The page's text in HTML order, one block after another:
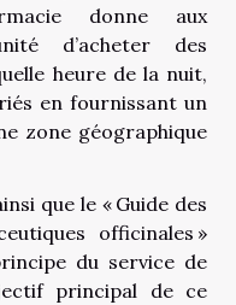
donne aux
d’acheter des
heure de la nuit,
en fournissant un
zone géographique
que le « Guide des
officinales »
du service de
principal de ce